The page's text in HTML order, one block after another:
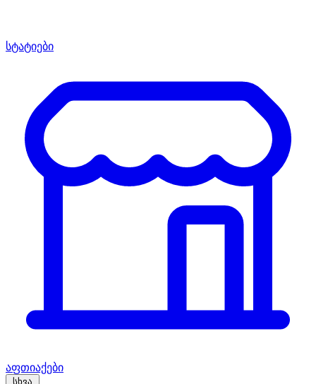
სტატიები
აფთიაქები
სხვა